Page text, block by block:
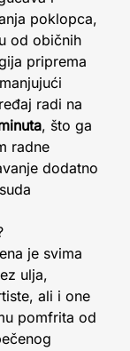
poklopca,
od običnih
priprema
radi na
, što ga
radne
dodatno
je svima
ulja,
ali i one
pomfrita od